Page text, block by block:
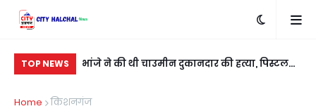
TOP NEWS
चक्के... स्मेकर ने भांजे ने की थी चाउमीन दुकानदार की हत्या, पिस्टल
Home
किशनगंज